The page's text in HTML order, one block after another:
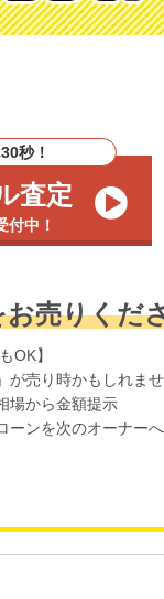
秒！
査定
付中！
売りくだ
OK】
が売り時かもしれま
場から金額提示
ーンを次のオーナーへ